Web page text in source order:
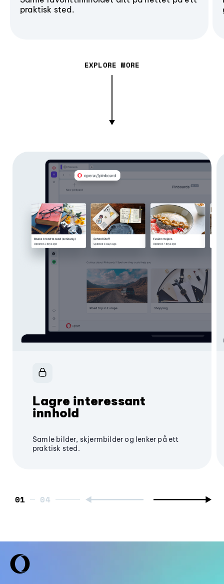
praktisk sted.
EXPLORE MORE
Lagre interessant
innhold
Samle bilder, skjermbilder og lenker på ett
praktisk sted.
01